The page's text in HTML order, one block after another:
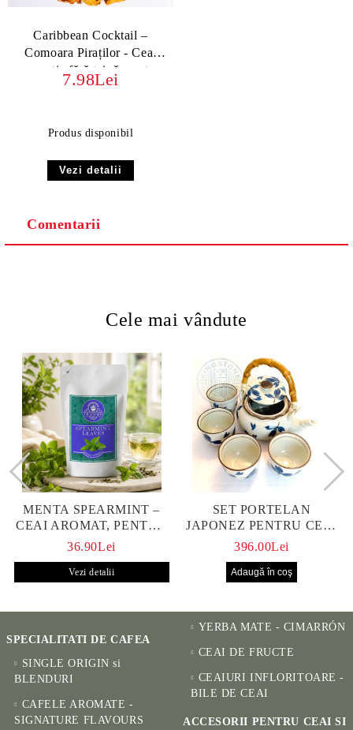
Caribbean Cocktail –
Comoara Piraților - Ceai
exotic fără teină, gust
tropical și vibrant
7.98Lei
Produs disponibil
Vezi detalii
Comentarii
Cele mai vândute
MENTA SPEARMINT –
CEAI AROMAT, PENTRU
CALM ȘI BENEFIC
36.90Lei
Vezi detalii
SET PORTELAN
JAPONEZ PENTRU CEAI
HANAKO, CEAINIC SI 4
396.00Lei
SPECIALITATI DE CAFEA
SINGLE ORIGIN si
BLENDURI
CAFELE AROMATE -
SIGNATURE FLAVOURS
YERBA MATE - CIMARRÓN
CEAI DE FRUCTE
CEAIURI INFLORITOARE -
BILE DE CEAI
ACCESORII PENTRU CEAI SI